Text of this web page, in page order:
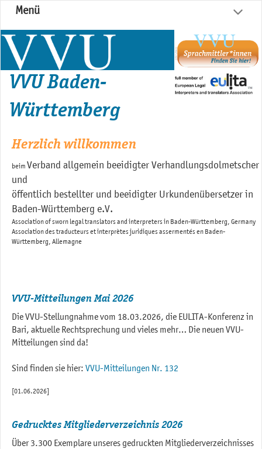
Menü
VVU Baden-
Württemberg
Herzlich willkommen
beim Verband allgemein beeidigter Verhandlungsdolmetscher
und
öffentlich bestellter und beeidigter Urkundenübersetzer in
Baden-Württemberg e.V.
Association of sworn legal translators and interpreters in Baden-Württemberg, Germany
Association des traducteurs et interprètes juridiques assermentés en Baden-
Württemberg, Allemagne
VVU-Mitteilungen Mai 2026
Die VVU-Stellungnahme vom 18.03.2026, die EULITA-Konferenz in
Bari, aktuelle Rechtsprechung und vieles mehr… Die neuen VVU-
Mitteilungen sind da!
Sind finden sie hier:VVU-Mitteilungen Nr. 132
[01.06.2026]
Gedrucktes Mitgliederverzeichnis 2026
Über 3.300 Exemplare unseres gedruckten Mitgliederverzeichnisses